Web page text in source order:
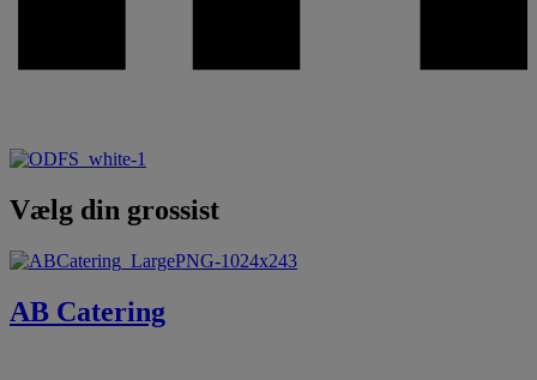
Vælg din grossist
AB Catering